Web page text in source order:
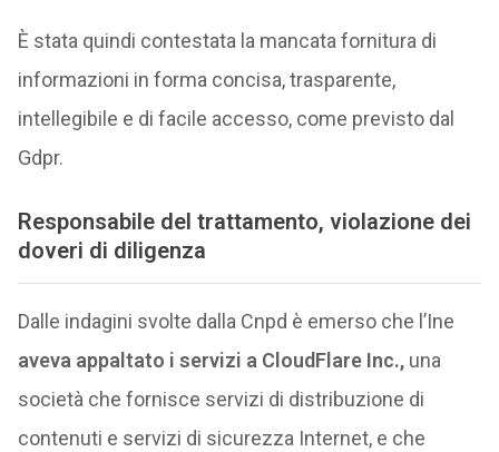
È stata quindi contestata la mancata fornitura di
informazioni in forma concisa, trasparente,
intellegibile e di facile accesso, come previsto dal
Gdpr.
Responsabile del trattamento, violazione dei
doveri di diligenza
Dalle indagini svolte dalla Cnpd è emerso che l’Ine
aveva appaltato i servizi a CloudFlare Inc.,una
società che fornisce servizi di distribuzione di
contenuti e servizi di sicurezza Internet, e che